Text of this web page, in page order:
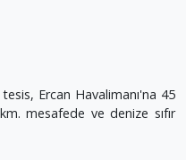
Ercan Havalimanı'na 45
mesafede ve denize sıfır